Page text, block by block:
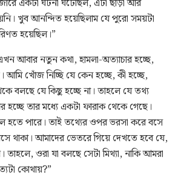
একটা ঘটনা ঘটেছিল, এটা ছাড়া আর
খুব আনন্দিত হয়েছিলাম যে পুরো সময়টা
হয়েছিল।”
আবার নতুন কথা, হামলা-অত্যাচার হচ্ছে,
আমি খোঁজ নিচ্ছি যে কেন হচ্ছে, কী হচ্ছে,
বলছে যে কিছু হচ্ছে না। তাহলে যে তথ্য
হচ্ছে তার মধ্যে একটা ফারাক থেকে গেছে।
হতে পারে। তাই তথ্যের ওপর ভরসা করে বসে
থাকা। আমাদের ভেতরে গিয়ে দেখতে হবে যে,
তাহলে, ওরা যা বলছে সেটা মিথ্যা, নাকি আমরা
কোথায়?”